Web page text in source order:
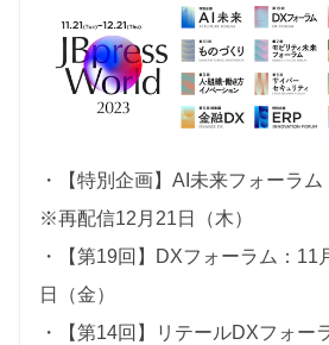
・【特別企画】AI未来フォーラム
※再配信12月21日（木）
・【第19回】DXフォーラム：11
日（金）
・【第14回】リテールDXフォー